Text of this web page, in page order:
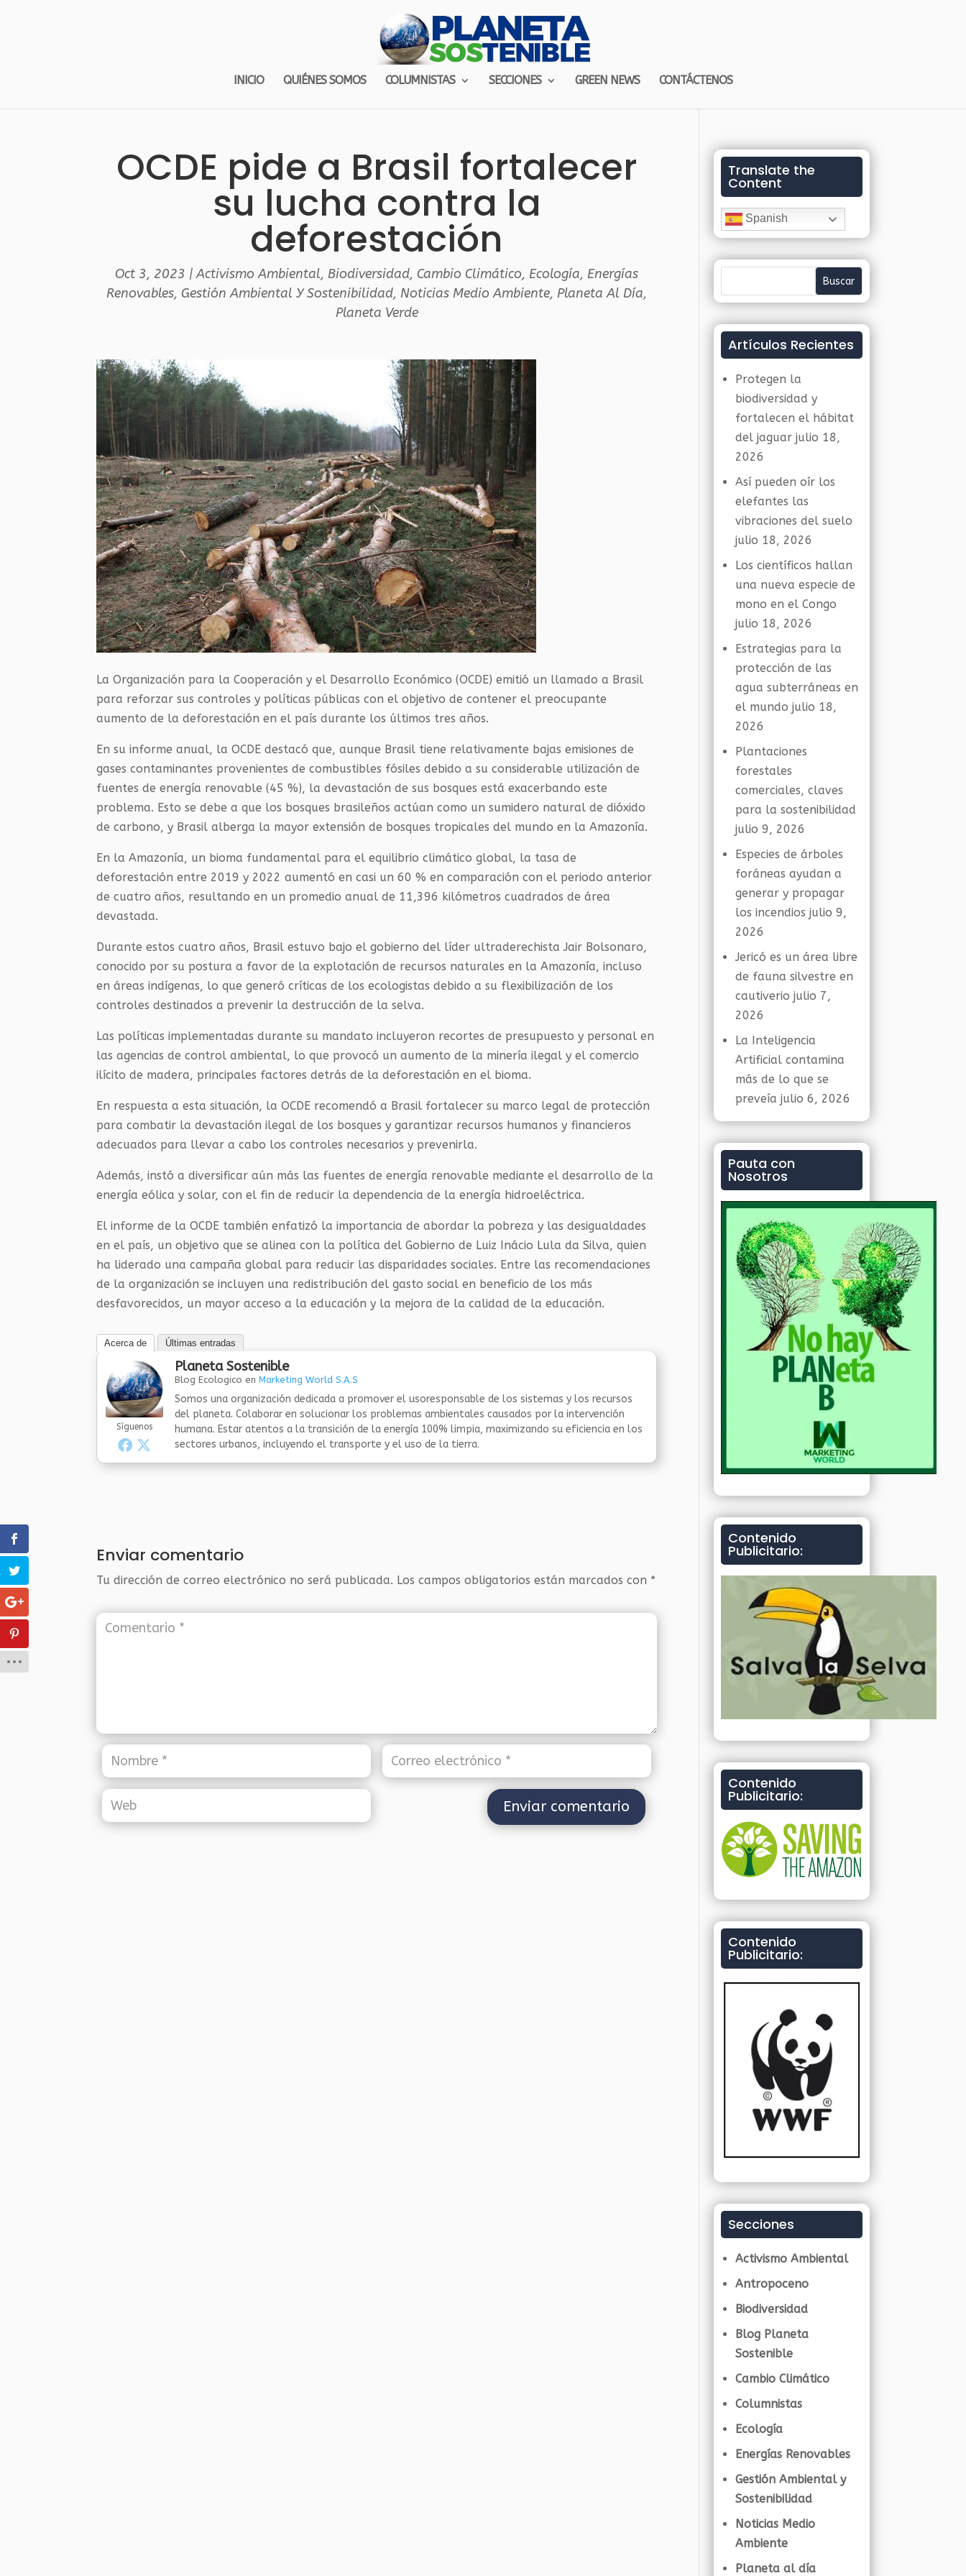
INICIO QUIÉNES SOMOS COLUMNISTAS SECCIONES GREEN NEWS CONTÁCTENOS
OCDE pide a Brasil fortalecer
su lucha contra la
deforestación
Oct 3, 2023 |Activismo Ambiental, Biodiversidad, Cambio Climático,Ecología,Energías
Renovables, Gestión Ambiental Y Sostenibilidad,Noticias Medio Ambiente,Planeta Al Día,
Planeta Verde
La Organización para la Cooperación y el Desarrollo Económico (OCDE) emitió un llamado a Brasil
para reforzar sus controles y políticas públicas con el objetivo de contener el preocupante
aumento de la deforestación en el país durante los últimos tres años.
En su informe anual, la OCDE destacó que, aunque Brasil tiene relativamente bajas emisiones de
gases contaminantes provenientes de combustibles fósiles debido a su considerable utilización de
fuentes de energía renovable (45 %), la devastación de sus bosques está exacerbando este
problema. Esto se debe a que los bosques brasileños actúan como un sumidero natural de dióxido
de carbono, y Brasil alberga la mayor extensión de bosques tropicales del mundo en la Amazonía.
En la Amazonía, un bioma fundamental para el equilibrio climático global, la tasa de
deforestación entre 2019 y 2022 aumentó en casi un 60 % en comparación con el periodo anterior
de cuatro años, resultando en un promedio anual de 11,396 kilómetros cuadrados de área
devastada.
Durante estos cuatro años, Brasil estuvo bajo el gobierno del líder ultraderechista Jair Bolsonaro,
conocido por su postura a favor de la explotación de recursos naturales en la Amazonía, incluso
en áreas indígenas, lo que generó críticas de los ecologistas debido a su flexibilización de los
controles destinados a prevenir la destrucción de la selva.
Las políticas implementadas durante su mandato incluyeron recortes de presupuesto y personal en
las agencias de control ambiental, lo que provocó un aumento de la minería ilegal y el comercio
ilícito de madera, principales factores detrás de la deforestación en el bioma.
En respuesta a esta situación, la OCDE recomendó a Brasil fortalecer su marco legal de protección
para combatir la devastación ilegal de los bosques y garantizar recursos humanos y financieros
adecuados para llevar a cabo los controles necesarios y prevenirla.
Además, instó a diversificar aún más las fuentes de energía renovable mediante el desarrollo de la
energía eólica y solar, con el fin de reducir la dependencia de la energía hidroeléctrica.
El informe de la OCDE también enfatizó la importancia de abordar la pobreza y las desigualdades
en el país, un objetivo que se alinea con la política del Gobierno de Luiz Inácio Lula da Silva, quien
ha liderado una campaña global para reducir las disparidades sociales. Entre las recomendaciones
de la organización se incluyen una redistribución del gasto social en beneficio de los más
desfavorecidos, un mayor acceso a la educación y la mejora de la calidad de la educación.
Acerca de Últimas entradas
Síguenos
Planeta Sostenible
Blog Ecologico enMarketing World S.A.S
Somos una organización dedicada a promover el usoresponsable de los sistemas y los recursos
del planeta. Colaborar en solucionar los problemas ambientales causados por la intervención
humana. Estar atentos a la transición de la energía 100% limpia, maximizando su eficiencia en los
sectores urbanos, incluyendo el transporte y el uso de la tierra.
Enviar comentario
Tu dirección de correo electrónico no será publicada. Los campos obligatorios están marcados con *
Translate the
Content
Spanish
Artículos Recientes
Protegen la
biodiversidad y
fortalecen el hábitat
del jaguar julio 18,
2026
Así pueden oír los
elefantes las
vibraciones del suelo
julio 18, 2026
Los científicos hallan
una nueva especie de
mono en el Congo
julio 18, 2026
Estrategias para la
protección de las
agua subterráneas en
el mundo julio 18,
2026
Plantaciones
forestales
comerciales, claves
para la sostenibilidad
julio 9, 2026
Especies de árboles
foráneas ayudan a
generar y propagar
los incendios julio 9,
2026
Jericó es un área libre
de fauna silvestre en
cautiverio julio 7,
2026
La Inteligencia
Artificial contamina
más de lo que se
preveía julio 6, 2026
Pauta con
Nosotros
Contenido
Publicitario:
Contenido
Publicitario:
Contenido
Publicitario:
Secciones
Activismo Ambiental
Antropoceno
Biodiversidad
Blog Planeta
Sostenible
Cambio Climático
Columnistas
Ecología
Energías Renovables
Gestión Ambiental y
Sostenibilidad
Noticias Medio
Ambiente
Planeta al día